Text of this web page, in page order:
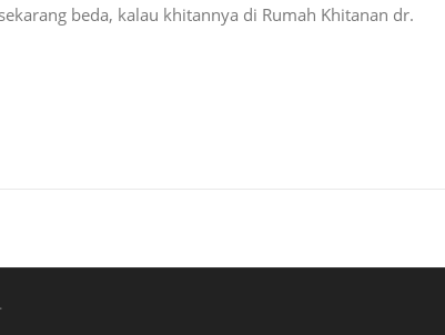
beda, kalau khitannya di Rumah Khitanan dr.